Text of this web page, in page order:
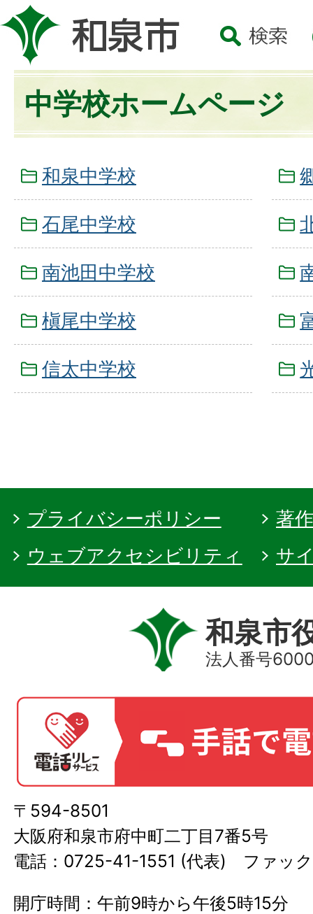
中学校ホームページ
和泉中学校
石尾中学校
南池田中学校
槇尾中学校
信太中学校
プライバシーポリシー
著
ウェブアクセシビリティ
サ
和泉市
法人番号
〒594-8501
大阪府和泉市府中町二丁目7番5号
電話：0725-41-1551 (代表) ファッ
開庁時間：午前9時から午後5時15分